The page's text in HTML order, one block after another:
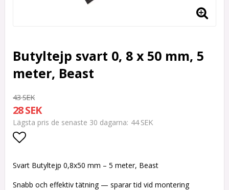
Butyltejp svart 0, 8 x 50 mm, 5
meter, Beast
43 SEK
28 SEK
Lägsta pris de senaste 30 dagarna 44 SEK
Svart Butyltejp 0,8x50 mm – 5 meter, Beast
Snabb och effektiv tätning — sparar tid vid montering